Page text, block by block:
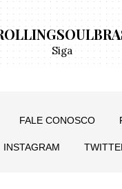
Siga
FALE CONOSCO
INSTAGRAM